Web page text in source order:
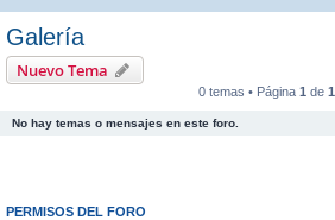
Galería
Nuevo Tema
0 temas • Página 1 de 1
No hay temas o mensajes en este foro.
PERMISOS DEL FORO